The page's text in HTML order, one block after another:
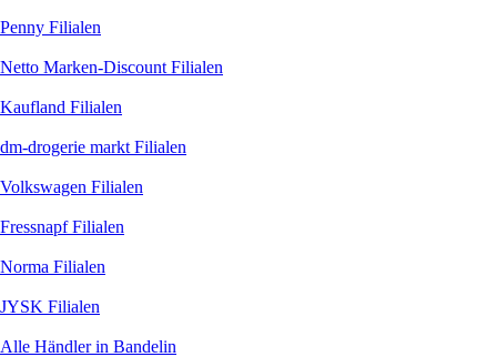
Penny Filialen
Netto Marken-Discount Filialen
Kaufland Filialen
dm-drogerie markt Filialen
Volkswagen Filialen
FressnapfFilialen
Norma Filialen
JYSK Filialen
Alle Händler in Bandelin